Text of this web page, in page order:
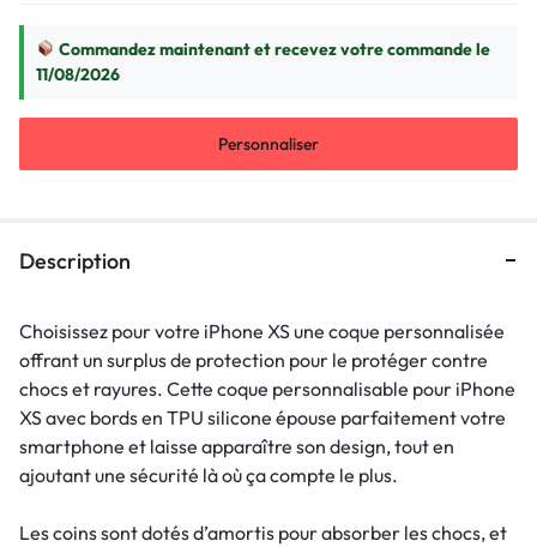
Commandez maintenant et recevez votre commande le
11/08/2026
Personnaliser
Description
Choisissez pour votre iPhone XS une coque personnalisée
offrant un surplus de protection pour le protéger contre
chocs et rayures. Cette coque personnalisable pour iPhone
XS avec bords en TPU silicone épouse parfaitement votre
smartphone et laisse apparaître son design, tout en
ajoutant une sécurité là où ça compte le plus.
Les coins sont dotés d’amortis pour absorber les chocs, et